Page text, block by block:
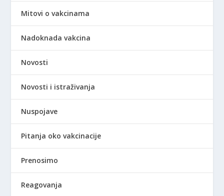
Mitovi o vakcinama
Nadoknada vakcina
Novosti
Novosti i istraživanja
Nuspojave
Pitanja oko vakcinacije
Prenosimo
Reagovanja